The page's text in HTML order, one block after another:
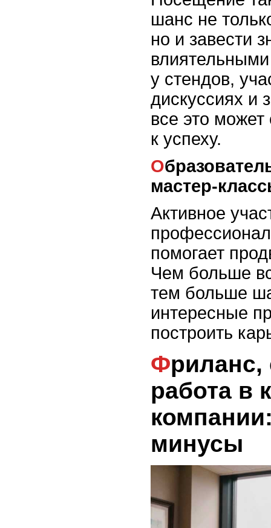
шанс не
но и завести
у стендов,
дискуссиях и
все это
к успеху.
Образовательные курсы и
мастер-
Активное
помогает
Чем больше
тем больше
интересные
построить
Фриланс, стартап или
работа в
минусы